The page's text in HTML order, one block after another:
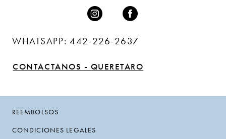
WHATSAPP: 442-226-2637
CONTACTANOS - QUERETARO
REEMBOLSOS
CONDICIONES LEGALES